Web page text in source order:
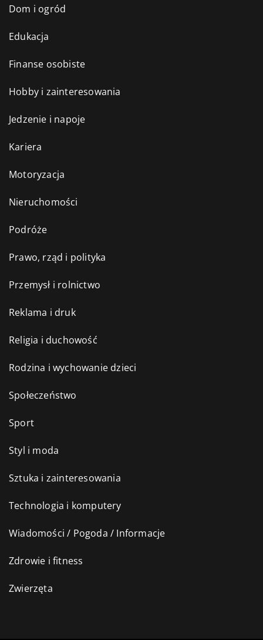
Dom i ogród
Edukacja
Finanse osobiste
Hobby i zainteresowania
Jedzenie i napoje
Kariera
Motoryzacja
Nieruchomości
Podróże
Prawo, rząd i polityka
Przemysł i rolnictwo
Reklama i druk
Religia i duchowość
Rodzina i wychowanie dzieci
Społeczeństwo
Sport
Styl i moda
Sztuka i zainteresowania
Technologia i komputery
Wiadomości / Pogoda / Informacje
Zdrowie i fitness
Zwierzęta